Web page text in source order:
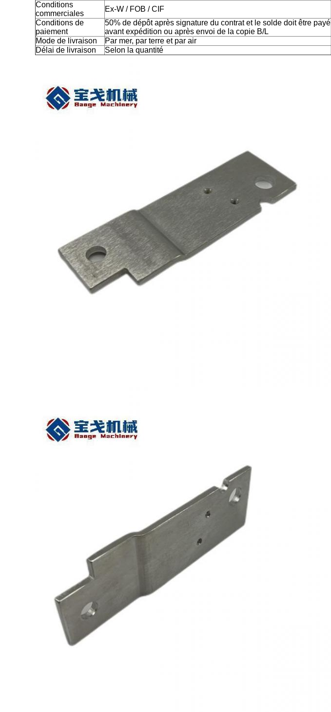
Conditions
commerciales
Ex-W / FOB / CIF
Conditions de
paiement
50% de dépôt après signature du contrat et le solde doit être payé
avant expédition ou après envoi de la copie B/L
Mode de livraison
Par mer, par terre et par air
Délai de livraison
Selon la quantité